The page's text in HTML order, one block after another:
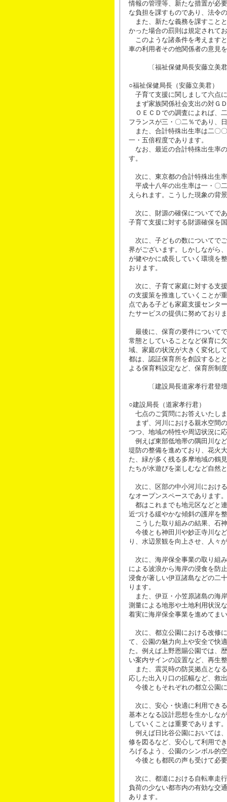
情報の管理等、新たな措置が必
な負担を課すものであり、法令
また、新たな義務を課すこと
かった場合の罰則は規定されて
このような諸条件を考えます
車の利用者その他関係者の意見
〔福祉保健局長安藤立美君
○福祉保健局長（安藤立美君）
子育て支援に関しまして六点
まず家族関係社会支出の対Ｇ
ＯＥＣＤでの調査によれば、
フランスが三・〇二％であり、
また、合計特殊出生率は二〇
一・五倍程度であります。
なお、最近の合計特殊出生率
す。
次に、東京都の合計特殊出生
平成十八年の出生率は一・〇
えられます。こうした現象の背
次に、財源の確保についてで
子育て支援に対する財源確保を
次に、子どもの数についてで
界がございます。しかしながら
が健やかに成長していく環境を
おります。
次に、子育て家庭に対する支
の支援策を推進していくことが
点である子ども家庭支援センタ
たサービスの提供に努めており
最後に、保育の要件について
常態としていることなど保育に
域、家庭の状況が大きく変化し
都は、認証保育所を創設すると
よる保育料設定など、保育所制
〔建設局長道家孝行君登
○建設局長（道家孝行君）
七点のご質問にお答えいたし
まず、河川における親水空間
つつ、地域の特性や周辺状況に
例えば東部低地帯の隅田川な
堤防の整備を進めており、花火
た、緑が多く残る多摩地域の鶴
たちが水遊びを楽しむなど自然
次に、区部の中小河川におけ
なオープンスペースであります。
都はこれまでも地元区などと
近づける緩やかな傾斜の護岸を
こうした取り組みの結果、石
今後とも神田川や妙正寺川な
り、水辺景観を向上させ、人々
次に、海岸保全事業の取り組
による波浪から海岸の浸食を防
浸食が著しい伊豆諸島などの二
ります。
また、伊豆・小笠原諸島の海
測量による地形や土地利用状況
着実に海岸保全事業を進めてま
次に、都立公園における改修
て、公園の魅力向上や安全で快
た。例えば上野恩賜公園では、
い案内サインの設置など、再生
また、震災時の防災拠点とな
応した出入り口の拡幅など、救
今後ともそれぞれの都立公園
次に、安心・快適に利用でき
基本となる設計思想を生かしな
していくことは重要であります。
例えば日比谷公園においては
修を図るなど、安心して利用で
ろげるよう、公園のシンボル的
今後とも都民の声も受けて必
次に、都道における自転車走
負荷の少ない都市内の有効な交
あります。